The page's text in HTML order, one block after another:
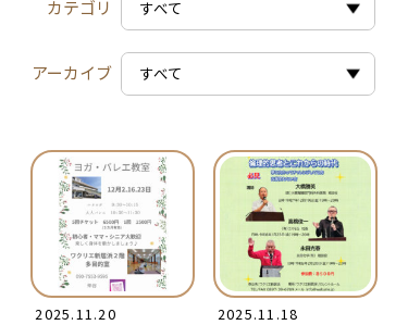
カテゴリ
アーカイブ
2025.11.20
2025.11.18